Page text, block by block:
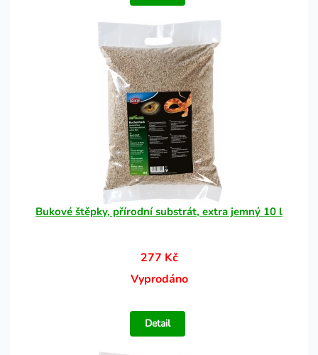
Bukové štěpky, přírodní substrát, extra jemný 10 l
277 Kč
Vyprodáno
Detail